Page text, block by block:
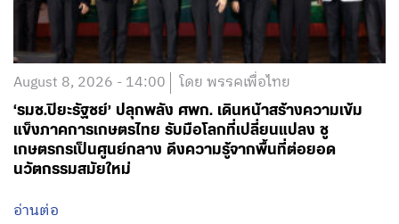
August 8, 2026 - 14:00 โดย พรรคเพื่อไทย
‘รมช.ปิยะรัฐชย์’ ปลุกพลัง ศพก. เดินหน้าสร้างความเข้ม
แข็งภาคการเกษตรไทย รับมือโลกที่เปลี่ยนแปลง ชู
เกษตรกรเป็นศูนย์กลาง ดึงความรู้จากพื้นที่ต่อยอด
นวัตกรรมสมัยใหม่
อ่านต่อ